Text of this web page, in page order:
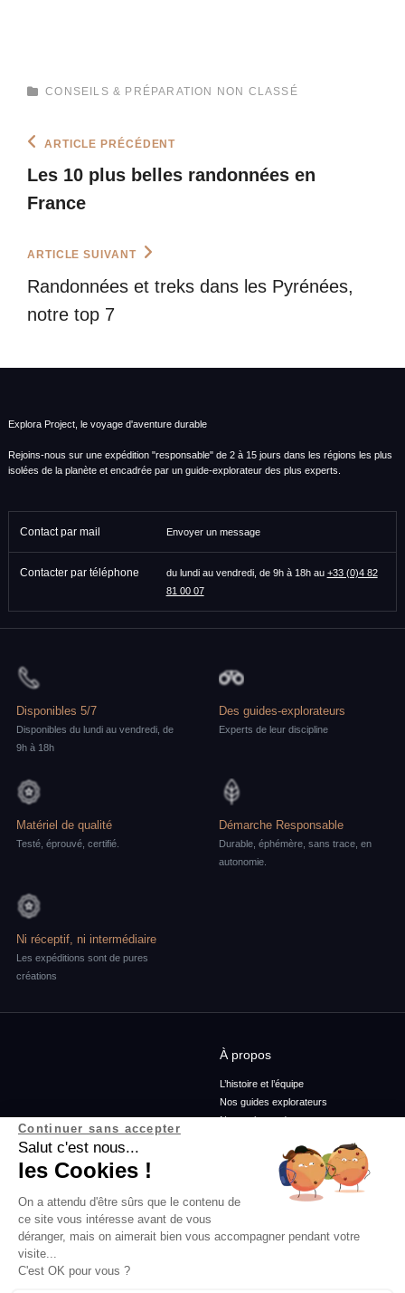
CATEGORIES
CONSEILS & PRÉPARATION NON CLASSÉ
Navigation
de
l’article
Previous
Post
ARTICLE PRÉCÉDENT
Les 10 plus belles randonnées en
France
Next
ARTICLE SUIVANT
Randonnées et treks dans les Pyrénées,
notre top 7
Explora Project, le voyage d'aventure durable
Rejoins-nous sur une expédition "responsable" de 2 à 15 jours dans les régions les plus
isolées de la planète et encadrée par un guide-explorateur des plus experts.
Contact par mail Envoyer un message
Contacter par téléphone du lundi au vendredi, de 9h à 18h au +33 (0)4 82
81 00 07
Disponibles 5/7
Disponibles du lundi au vendredi, de
9h à 18h
Des guides-explorateurs
Experts de leur discipline
Matériel de qualité
Testé, éprouvé, certifié.
Démarche Responsable
Durable, éphémère, sans trace, en
autonomie.
Ni réceptif, ni intermédiaire
Les expéditions sont de pures
créations
À propos
L’histoire et l’équipe
Nos guides explorateurs
Nos ambassadeurs
Conditions générales de vente
Conditions générales d'utilisation
Services
Rejoins-nous
Agence
Continuer sans accepter
Salut c'est nous...
les Cookies !
On a attendu d'être sûrs que le contenu de
ce site vous intéresse avant de vous
déranger, mais on aimerait bien vous accompagner pendant votre
visite...
C'est OK pour vous ?